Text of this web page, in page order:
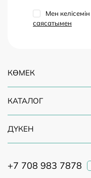
Мен келісемін
саясатымен
КӨМЕК
КАТАЛОГ
ДҮКЕН
+7 708 983 7878